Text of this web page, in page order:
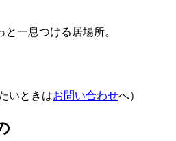
一息つける居場所。
いときはお問い合わせへ）